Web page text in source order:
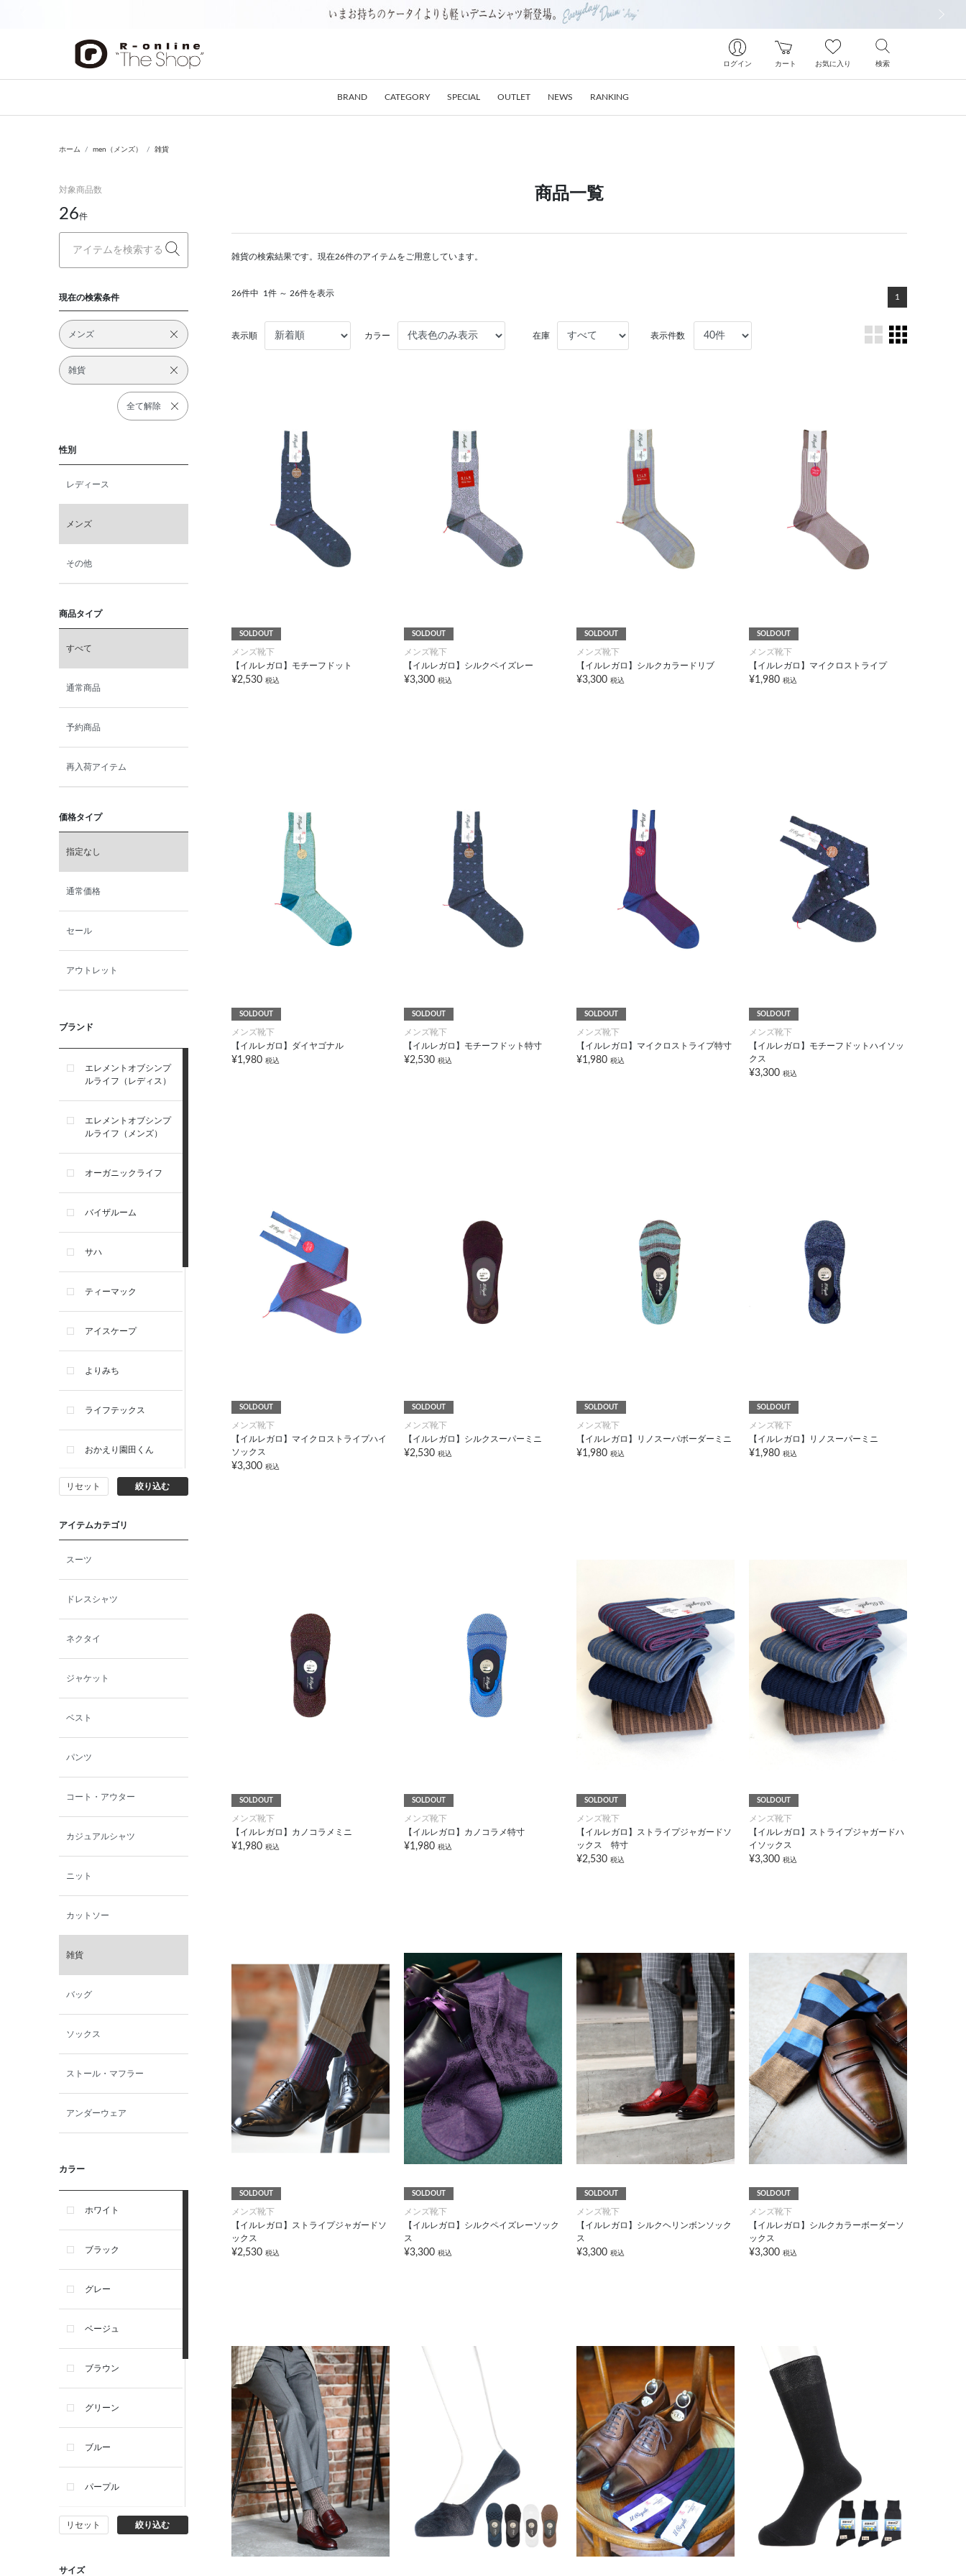
ログイン カート お気に入り 検索
BRAND CATEGORY SPECIAL OUTLET NEWS RANKING
ホーム men（メンズ） 雑貨
対象商品数
26件
現在の検索条件
メンズ
雑貨
全て解除
性別
レディース
メンズ
その他
商品タイプ
すべて
通常商品
予約商品
再入荷アイテム
価格タイプ
指定なし
通常価格
セール
アウトレット
ブランド
エレメントオブシンプ
ルライフ（レディス）
エレメントオブシンプ
ルライフ（メンズ）
オーガニックライフ
バイザルーム
サハ
ティーマック
アイスケープ
よりみち
ライフテックス
おかえり園田くん
ビー・エー・ジー
イヴィスト
ン
西脇シリーズ
小泉革店
シャミー
パーソンズジーンズ
ファインデーション
ローズペッシュ / パル
モンド
リセット 絞り込む
アイテムカテゴリ
スーツ
ドレスシャツ
ネクタイ
ジャケット
ベスト
パンツ
コート・アウター
カジュアルシャツ
ニット
カットソー
雑貨
バッグ
ソックス
ストール・マフラー
アンダーウェア
カラー
ホワイト
ブラック
グレー
ベージュ
ブラウン
グリーン
ブルー
パープル
イエロー
ピンク
リセット 絞り込む
サイズ
商品一覧
雑貨の検索結果です。現在26件のアイテムをご用意しています。
26件中 1件 ～ 26件を表示 1
表示順 カラー 在庫 表示件数
SOLDOUT
メンズ靴下
【イルレガロ】モチーフドット
¥2,530 税込
SOLDOUT
メンズ靴下
【イルレガロ】シルクペイズレー
¥3,300 税込
SOLDOUT
メンズ靴下
【イルレガロ】シルクカラードリブ
¥3,300 税込
SOLDOUT
メンズ靴下
【イルレガロ】マイクロストライプ
¥1,980 税込
SOLDOUT
メンズ靴下
【イルレガロ】ダイヤゴナル
¥1,980 税込
SOLDOUT
メンズ靴下
【イルレガロ】モチーフドット特寸
¥2,530 税込
SOLDOUT
メンズ靴下
【イルレガロ】マイクロストライプ特寸
¥1,980 税込
SOLDOUT
メンズ靴下
【イルレガロ】モチーフドットハイソッ
クス
¥3,300 税込
SOLDOUT
メンズ靴下
【イルレガロ】マイクロストライプハイ
ソックス
¥3,300 税込
SOLDOUT
メンズ靴下
【イルレガロ】シルクスーパーミニ
¥2,530 税込
SOLDOUT
メンズ靴下
【イルレガロ】リノスーパボーダーミニ
¥1,980 税込
SOLDOUT
メンズ靴下
【イルレガロ】リノスーパーミニ
¥1,980 税込
SOLDOUT
メンズ靴下
【イルレガロ】カノコラメミニ
¥1,980 税込
SOLDOUT
メンズ靴下
【イルレガロ】カノコラメ特寸
¥1,980 税込
SOLDOUT
メンズ靴下
【イルレガロ】ストライプジャガードソ
ックス 特寸
¥2,530 税込
SOLDOUT
メンズ靴下
【イルレガロ】ストライプジャガードハ
イソックス
¥3,300 税込
SOLDOUT
メンズ靴下
【イルレガロ】ストライプジャガードソ
ックス
¥2,530 税込
SOLDOUT
メンズ靴下
【イルレガロ】シルクペイズレーソック
ス
¥3,300 税込
SOLDOUT
メンズ靴下
【イルレガロ】シルクヘリンボンソック
ス
¥3,300 税込
SOLDOUT
メンズ靴下
【イルレガロ】シルクカラーボーダーソ
ックス
¥3,300 税込